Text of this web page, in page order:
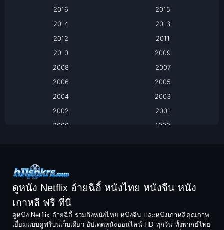
Based on a True Story เรื่องจริง
Comedy ตลก
Coming-of-age ชีวิตวัยรุ่น
2016
2015
2014
2013
2012
2011
2010
2009
2008
2007
2006
2005
2004
2003
2002
2001
2000
1999
1994
1992
1991
1990
1988
1987
1986
1985
ดูหนัง Netflix อ้ายฉีอี้ หนังไทย หนังจีน หนัง
เกาหลี ฟรี ที่นี่
ดูหนัง Netflix อ้ายฉีอี้ รวมถึงหนังไทย หนังจีน และหนังเกาหลีคุณภาพ
เยี่ยมแบบดูฟรีบนเว็บเดียว อัปเดตหนังออนไลน์ HD ทุกวัน ทั้งพากย์ไทย